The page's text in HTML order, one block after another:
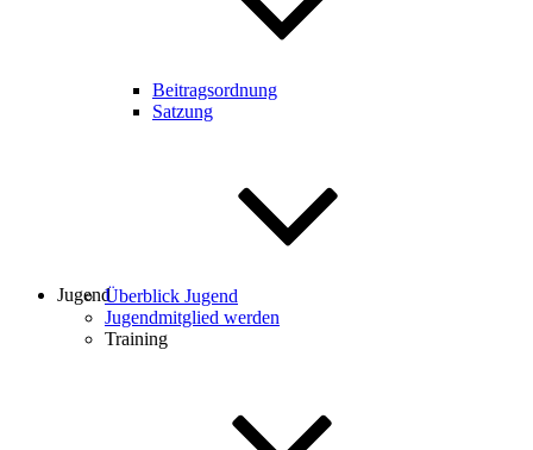
Beitragsordnung
Satzung
JugendÜberblick Jugend
Jugendmitglied werden
Training